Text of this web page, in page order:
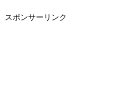
スポンサーリンク